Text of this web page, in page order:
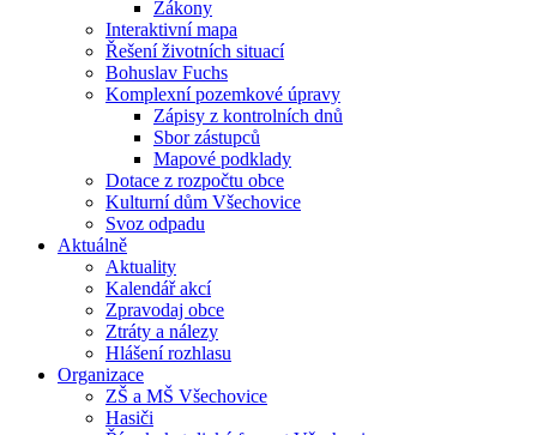
Zákony
Interaktivní mapa
Řešení životních situací
Bohuslav Fuchs
Komplexní pozemkové úpravy
Zápisy z kontrolních dnů
Sbor zástupců
Mapové podklady
Dotace z rozpočtu obce
Kulturní dům Všechovice
Svoz odpadu
Aktuálně
Aktuality
Kalendář akcí
Zpravodaj obce
Ztráty a nálezy
Hlášení rozhlasu
Organizace
ZŠ a MŠ Všechovice
Hasiči